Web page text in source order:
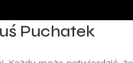
Puchatek